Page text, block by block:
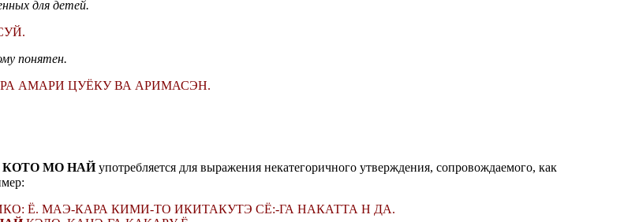
для детей.
понятен.
АМАРИ ЦУЁКУ ВА АРИМАСЭН.
КОТО МО НАЙупотребляется для выражения некатегоричного утверждения, сопровождаемого, как
Ё. МАЭ-КАРА КИМИ-ТО ИКИТАКУТЭ СЁ:-ГА НАКАТТА Н ДА.